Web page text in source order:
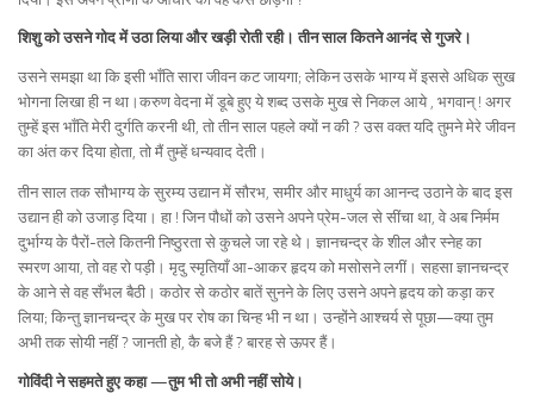
शिशु को उसने गोद में उठा लिया और खड़ी रोती रही। तीन साल कितने आनंद से गुजरे।
उसने समझा था कि इसी भाँति सारा जीवन कट जायगा; लेकिन उसके भाग्य में इससे अधिक सुख
भोगना लिखा ही न था।करुण वेदना में डूबे हुए ये शब्द उसके मुख से निकल आये , भगवान् ! अगर
तुम्हें इस भाँति मेरी दुर्गति करनी थी, तो तीन साल पहले क्यों न की ? उस वक्त यदि तुमने मेरे जीवन
का अंत कर दिया होता, तो मैं तुम्हें धन्यवाद देती।
तीन साल तक सौभाग्य के सुरम्य उद्यान में सौरभ, समीर और माधुर्य का आनन्द उठाने के बाद इस
उद्यान ही को उजाड़ दिया। हा ! जिन पौधों को उसने अपने प्रेम-जल से सींचा था, वे अब निर्मम
दुर्भाग्य के पैरों-तले कितनी निष्ठुरता से कुचले जा रहे थे। ज्ञानचन्द्र के शील और स्नेह का
स्मरण आया, तो वह रो पड़ी। मृदु स्मृतियाँ आ-आकर हृदय को मसोसने लगीं। सहसा ज्ञानचन्द्र
के आने से वह सँभल बैठी। कठोर से कठोर बातें सुनने के लिए उसने अपने हृदय को कड़ा कर
लिया; किन्तु ज्ञानचन्द्र के मुख पर रोष का चिन्ह भी न था। उन्होंने आश्चर्य से पूछा—क्या तुम
अभी तक सोयी नहीं ? जानती हो, कै बजे हैं ? बारह से ऊपर हैं।
गोविंदी ने सहमते हुए कहा —तुम भी तो अभी नहीं सोये।